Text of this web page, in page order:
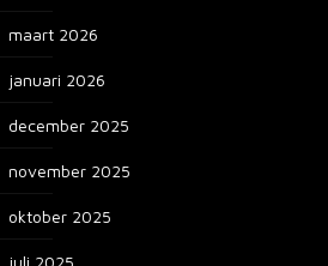
maart 2026
januari 2026
december 2025
november 2025
oktober 2025
juli 2025